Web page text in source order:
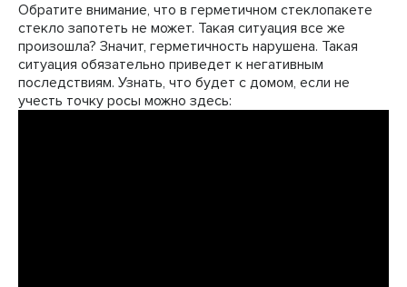
Обратите внимание, что в герметичном стеклопакете
стекло запотеть не может. Такая ситуация все же
произошла? Значит, герметичность нарушена. Такая
ситуация обязательно приведет к негативным
последствиям. Узнать, что будет с домом, если не
учесть точку росы можно здесь: